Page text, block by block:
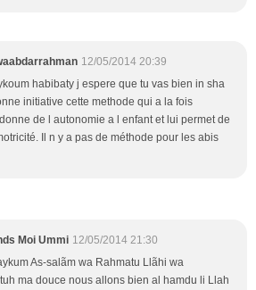
12/05/2014 20:39
habibaty j espere que tu vas bien in sha
initiative cette methode qui a la fois
de l autonomie a l enfant et lui permet de
Il n y a pas de méthode pour les abis
Moi Ummi 12/05/2014 21:30
As-salãm wa Rahmatu Llãhi wa
ma douce nous allons bien al hamdu li Llah